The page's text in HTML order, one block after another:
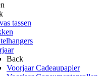
tassen
Back
Voorjaar Cadeaupapier